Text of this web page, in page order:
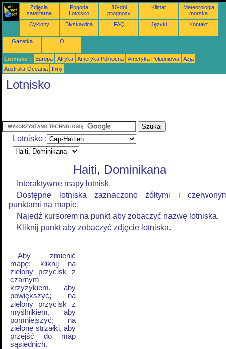
Zdjęcia
satelitarne
Pogoda
Lotnisko
10-dni
prognozy
Klimat
Meteorologia
morska
Cyklony
Błyskawica FAQ Języki Kontakt
Gazetka O
Lotnisko : Europa Afryka Ameryka Północna Ameryka Południowa
Azja
Australia-Oceania
Inny
Lotnisko
Lotnisko :
Haiti, Dominikana
Interaktywne mapy lotnisk.
Dostępne lotniska zaznaczono żółtymi i
punktami na mapie.
Najedź kursorem na punkt aby zobaczyć nazwę lotniska.
Kliknij punkt aby zobaczyć zdjęcie lotniska.
Aby zmienić
mapę: kliknij na
zielony przycisk z
czarnym
krzyżykiem, aby
powiększyć; na
zielony przycisk z
myślnikiem, aby
pomniejszyć; na
zielone strzałki, aby
przejść do map
sąsiednich.